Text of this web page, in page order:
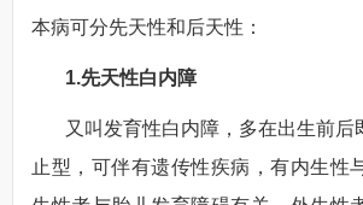
本病可分先天性和后天性：
1.先天性白内障
又叫发育性白内障，多在出生前后
止型，可伴有遗传性疾病，有内生性